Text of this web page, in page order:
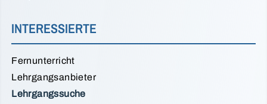
INTERESSIERTE
Fernunterricht
Lehrgangsanbieter
Lehrgangssuche